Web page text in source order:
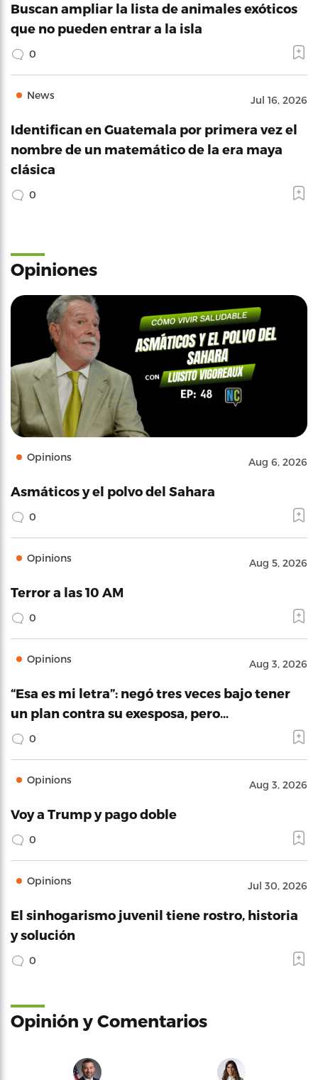
Buscan ampliar la lista de animales exóticos
que no pueden entrar a la isla
0
News Jul 16, 2026
Identifican en Guatemala por primera vez el
nombre de un matemático de la era maya
clásica
0
Opiniones
Opinions Aug 6, 2026
Asmáticos y el polvo del Sahara
0
Opinions Aug 5, 2026
Terror a las 10 AM
0
Opinions Aug 3, 2026
“Esa es mi letra”: negó tres veces bajo tener
un plan contra su exesposa, pero…
0
Opinions Aug 3, 2026
Voy a Trump y pago doble
0
Opinions Jul 30, 2026
El sinhogarismo juvenil tiene rostro, historia
y solución
0
Opinión y Comentarios